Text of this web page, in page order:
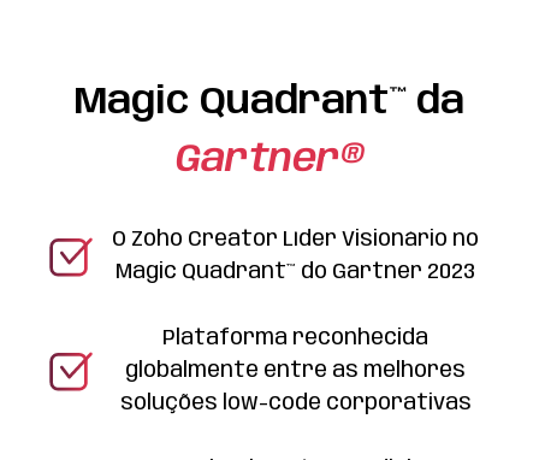
Magic Quadrant™ da
Gartner®
O Zoho Creator Líder Visionário no
Magic Quadrant™ do Gartner 2023
Plataforma reconhecida
globalmente entre as melhores
soluções low-code corporativas